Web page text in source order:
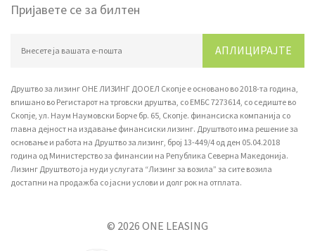
Пријавете се за билтен
АПЛИЦИРАЈТЕ
Друштво за лизинг ОНЕ ЛИЗИНГ ДООЕЛ Скопје е основано во 2018-та година,
впишано вo Регистарот на трговски друштва, со ЕМБС 7273614, со седиште во
Скопје, ул. Наум Наумовски Борче бр. 65, Скопје. финансиска компанија со
главна дејност на издавање финансиски лизинг. Друштвото има решение за
основање и работа на Друштво за лизинг, број 13-449/4 од ден 05.04.2018
година од Министерство за финансии на Република Северна Македонија.
Лизинг Друштвото ја нуди услугата “Лизинг за возила” за сите возила
достапни на продажба со јасни услови и долг рок на отплата.
© 2026 ONE LEASING